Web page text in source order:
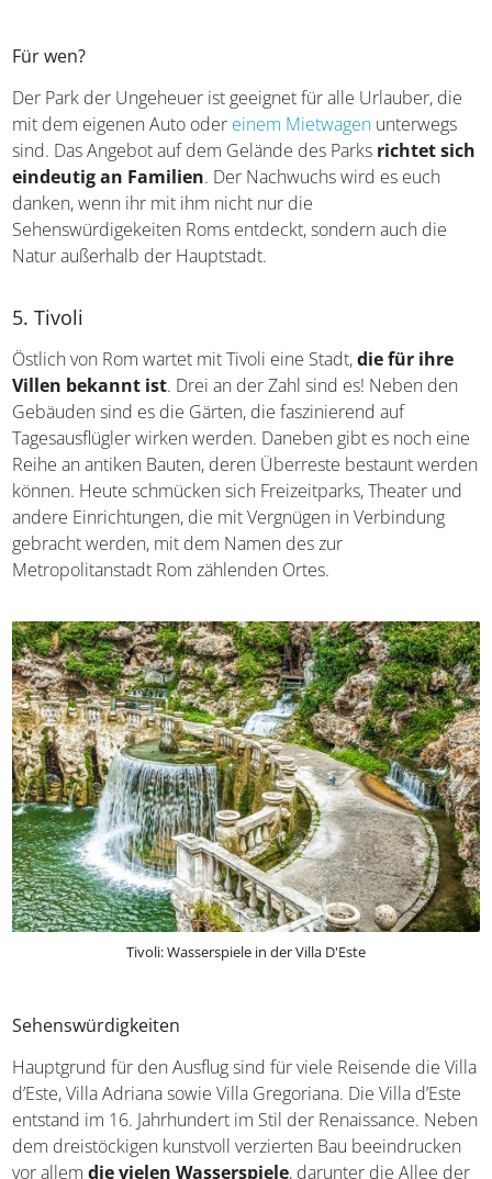
Für wen?
Der Park der Ungeheuer ist geeignet für alle Urlauber, die
mit dem eigenen Auto oder einem Mietwagen unterwegs
sind. Das Angebot auf dem Gelände des Parks richtet sich
eindeutig an Familien. Der Nachwuchs wird es euch
danken, wenn ihr mit ihm nicht nur die
Sehenswürdigekeiten Roms entdeckt, sondern auch die
Natur außerhalb der Hauptstadt.
5. Tivoli
Östlich von Rom wartet mit Tivoli eine Stadt,die für ihre
Villen bekannt ist. Drei an der Zahl sind es! Neben den
Gebäuden sind es die Gärten, die faszinierend auf
Tagesausflügler wirken werden. Daneben gibt es noch eine
Reihe an antiken Bauten, deren Überreste bestaunt werden
können. Heute schmücken sich Freizeitparks, Theater und
andere Einrichtungen, die mit Vergnügen in Verbindung
gebracht werden, mit dem Namen des zur
Metropolitanstadt Rom zählenden Ortes.
Tivoli: Wasserspiele in der Villa D'Este
Sehenswürdigkeiten
Hauptgrund für den Ausflug sind für viele Reisende die Villa
d’Este, Villa Adriana sowie Villa Gregoriana. Die Villa d’Este
entstand im 16. Jahrhundert im Stil der Renaissance. Neben
dem dreistöckigen kunstvoll verzierten Bau beeindrucken
vor allemdie vielen Wasserspiele, darunter die Allee der